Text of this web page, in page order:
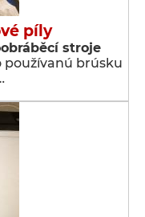
píly
stroje
používanú brúsku